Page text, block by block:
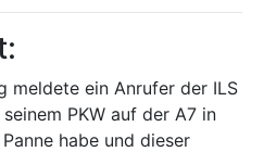
meldete ein Anrufer der ILS
PKW auf der A7 in
habe und dieser